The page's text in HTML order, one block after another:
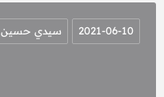
2021-06-10 سيدي حسين